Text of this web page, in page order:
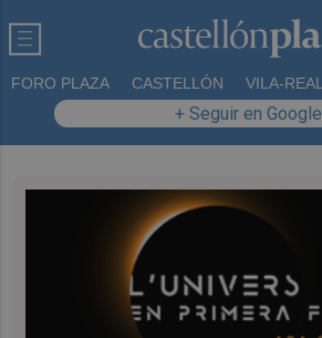
FORO PLAZA CASTELLÓN VILA-REAL
+ Seguir en Google